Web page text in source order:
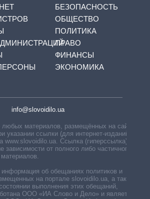
БЕЗОПАСНОСТЬ
ОБЩЕСТВО
ПОЛИТИКА
ПРАВО
ФИНАНСЫ
ЭКОНОМИКА
info@slovoidilo.ua
любых материалов, размещённых на сайте,
указании ссылки (для интернет-изданий —
www.slovoidilo.ua. Ссылка (гиперссылка)
зависимости от полного либо частичного
информация об обещаниях политиков и
на портале slovoidilo.ua, а также
выполнения этих обещаний,
ООО «ИА Слово и Дело» и является